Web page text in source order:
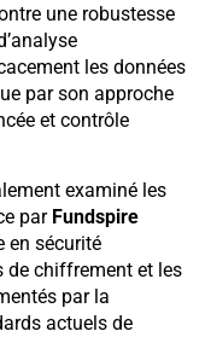
une robustesse
les données
par son approche
et contrôle
examiné les
par Fundspire
en sécurité
de chiffrement et les
par la
actuels de